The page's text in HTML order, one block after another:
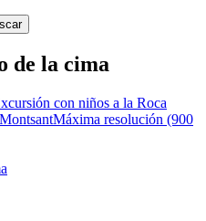
de la cima
con niños a la Roca
Máxima resolución (900